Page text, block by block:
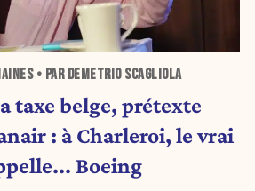
• PAR DEMETRIO SCAGLIOLA
taxe belge, prétexte
: à Charleroi, le vrai
Boeing